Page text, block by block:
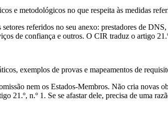
e metodológicos no que respeita às medidas
referidos no seu anexo: prestadores de
de confiança e outros. O CIR traduz o artigo
exemplos de provas e mapeamentos de
nem os Estados-Membros. Não cria novas
21.º, n.º 1. Se se afastar dele, precisa de uma